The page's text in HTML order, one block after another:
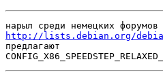
http://lists.debian.org/
предлагают